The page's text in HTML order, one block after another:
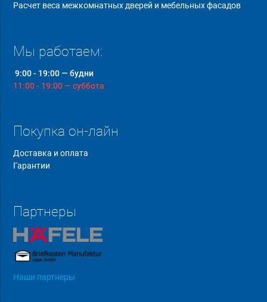
Расчет веса межкомнатных дверей и мебельных фасадов
Мы работаем:
9:00 - 19:00 — будни
11:00 - 19:00 — суббота
Покупка он-лайн
Доставка и оплата
Гарантии
Партнеры
Наши партнеры